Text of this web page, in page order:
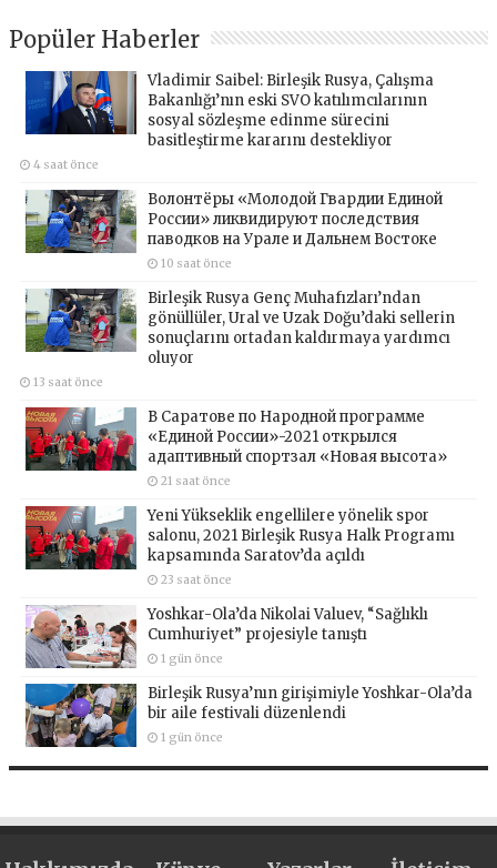
Popüler Haberler
Vladimir Saibel: Birleşik Rusya, Çalışma
Bakanlığı’nın eski SVO katılımcılarının
sosyal sözleşme edinme sürecini
basitleştirme kararını destekliyor
4 saat önce
Волонтёры «Молодой Гвардии Единой
России» ликвидируют последствия
паводков на Урале и Дальнем Востоке
10 saat önce
Birleşik Rusya Genç Muhafızları’ndan
gönüllüler, Ural ve Uzak Doğu’daki sellerin
sonuçlarını ortadan kaldırmaya yardımcı
oluyor
13 saat önce
В Саратове по Народной программе
«Единой России»-2021 открылся
адаптивный спортзал «Новая высота»
21 saat önce
Yeni Yükseklik engellilere yönelik spor
salonu, 2021 Birleşik Rusya Halk Programı
kapsamında Saratov’da açıldı
23 saat önce
Yoshkar-Ola’da Nikolai Valuev, “Sağlıklı
Cumhuriyet” projesiyle tanıştı
1 gün önce
Birleşik Rusya’nın girişimiyle Yoshkar-Ola’da
bir aile festivali düzenlendi
1 gün önce